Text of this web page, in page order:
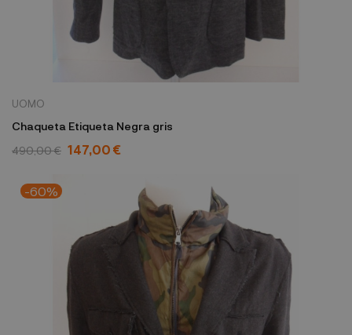
UOMO
Chaqueta Etiqueta Negra gris
490,00 € 147,00 €
-60%